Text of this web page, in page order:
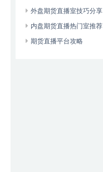
外盘期货直播室技巧分享
内盘期货直播热门室推荐
期货直播平台攻略